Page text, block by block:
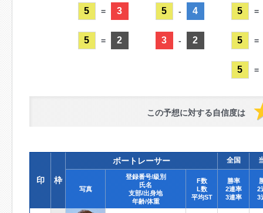
5 = 3
5 = 2
5 - 4
3 - 2
5 =
5 =
5 =
この予想に対する自信度は
印 枠
ボートレーサー 全国
写真
登録番号/級別
氏名
支部/出身地
年齢/体重
F数
L数
平均ST
勝率
2連率
3連率
2
3